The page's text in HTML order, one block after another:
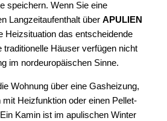
speichern. Wenn Sie eine
Langzeitaufenthalt überAPULIEN
Heizsituation das entscheidende
traditionelle Häuser verfügen nicht
im nordeuropäischen Sinne.
Wohnung über eine Gasheizung,
Heizfunktion oder einen Pellet-
Kamin ist im apulischen Winter